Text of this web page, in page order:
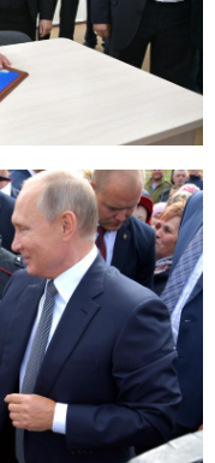
КАНАЛ
благоустройство
рядом со
специалисты
и щебня,